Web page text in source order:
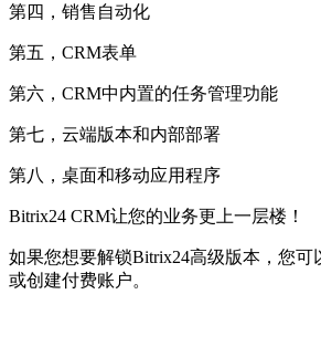
第四，销售自动化
第五，CRM表单
第六，CRM中内置的任务管理功能
第七，云端版本和内部部署
第八，桌面和移动应用程序
Bitrix24 CRM让您的业务更上一层楼！
如果您想要解锁Bitrix24高级版本，您可
或创建付费账户。